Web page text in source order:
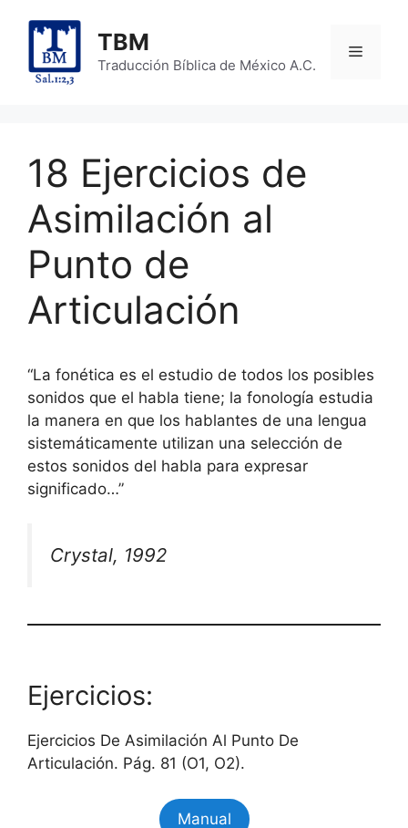
content
TBM
Traducción Bíblica de México A.C.
Menu
18 Ejercicios de
Asimilación al
Punto de
Articulación
“La fonética es el estudio de todos los posibles
sonidos que el habla tiene; la fonología estudia
la manera en que los hablantes de una lengua
sistemáticamente utilizan una selección de
estos sonidos del habla para expresar
significado…”
Crystal, 1992
Ejercicios:
Ejercicios De Asimilación Al Punto De
Articulación. Pág. 81 (O1, O2).
Manual